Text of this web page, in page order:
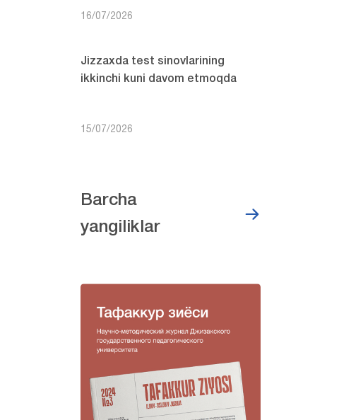
16/07/2026
Jizzaxda test sinovlarining
ikkinchi kuni davom etmoqda
15/07/2026
Barcha
yangiliklar